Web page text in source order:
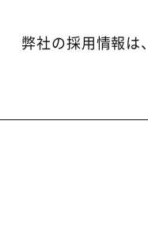
弊社の採用情報は